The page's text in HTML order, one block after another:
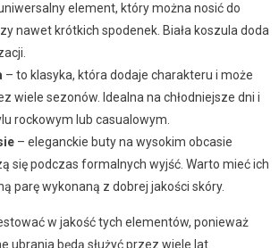
element, który można nosić do
nawet krótkich spodenek. Biała koszula doda
– to klasyka, która dodaje charakteru i może
wiele sezonów. Idealna na chłodniejsze dni i
rockowym lub casualowym.
– eleganckie buty na wysokim obcasie
się podczas formalnych wyjść. Warto mieć ich
parę wykonaną z dobrej jakości skóry.
w jakość tych elementów, ponieważ
ubrania będą służyć przez wiele lat.